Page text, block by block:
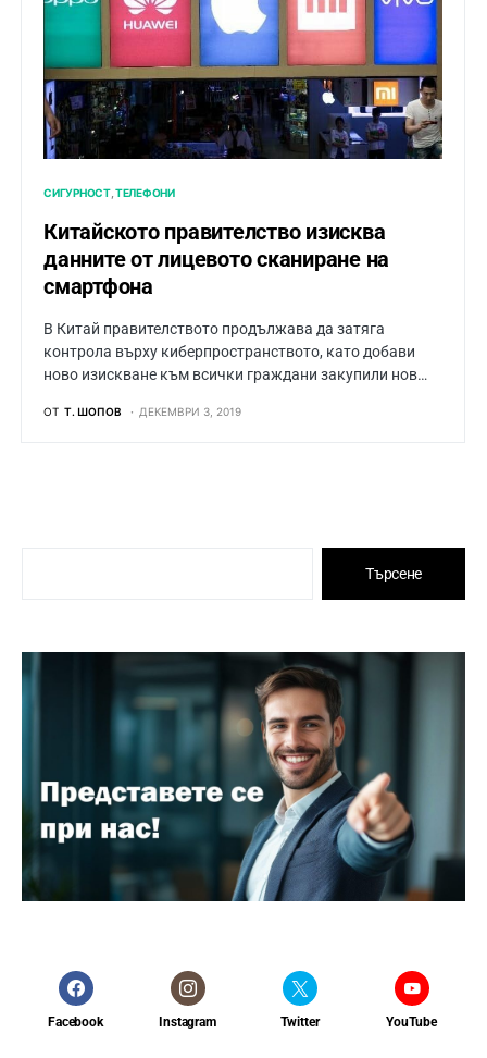
СИГУРНОСТ ТЕЛЕФОНИ
Китайското правителство изисква
данните от лицевото сканиране на
смартфона
В Китай правителството продължава да затяга
контрола върху киберпространството, като добави
ново изискване към всички граждани закупили нов…
ОТ Т. ШОПОВ ДЕКЕМВРИ 3, 2019
Търсене
Facebook Instagram Twitter YouTube